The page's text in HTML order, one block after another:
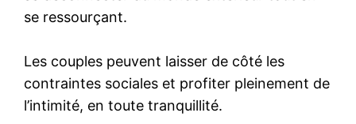
se ressourçant.
Les couples peuvent laisser de côté les
contraintes sociales et profiter pleinement de
l’intimité, en toute tranquillité.